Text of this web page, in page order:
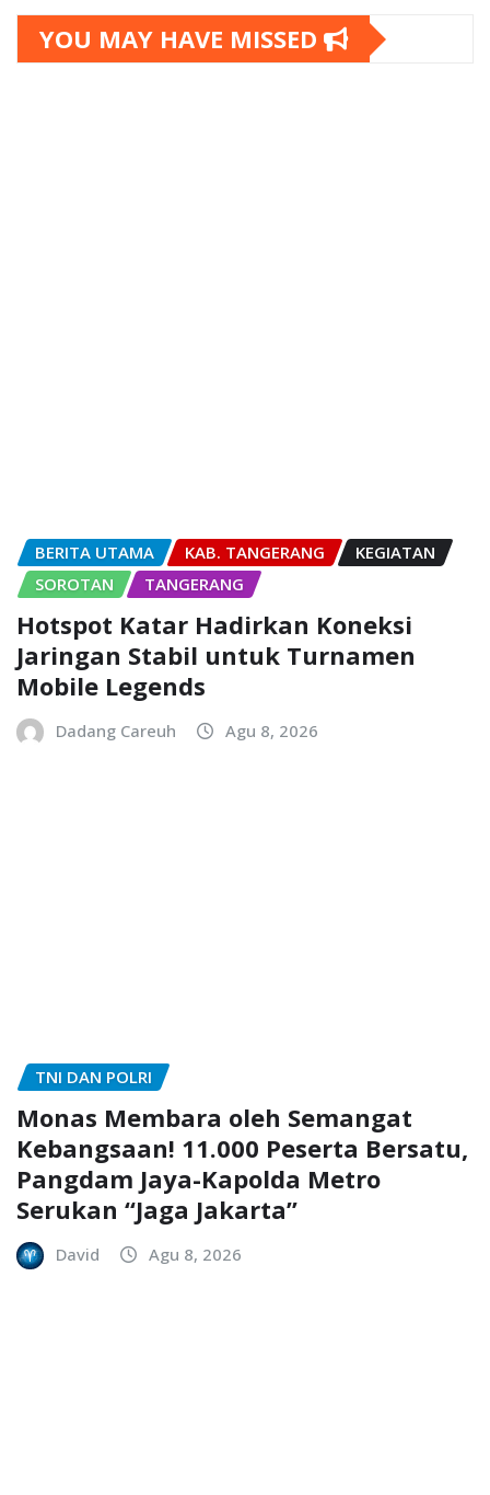
YOU MAY HAVE MISSED
BERITA UTAMA KAB. TANGERANG
KEGIATAN
SOROTAN
TANGERANG
Hotspot Katar Hadirkan Koneksi
Jaringan Stabil untuk Turnamen
Mobile Legends
Dadang Careuh Agu 8, 2026
TNI DAN POLRI
Monas Membara oleh Semangat
Kebangsaan! 11.000 Peserta Bersatu,
Pangdam Jaya-Kapolda Metro
Serukan “Jaga Jakarta”
David Agu 8, 2026